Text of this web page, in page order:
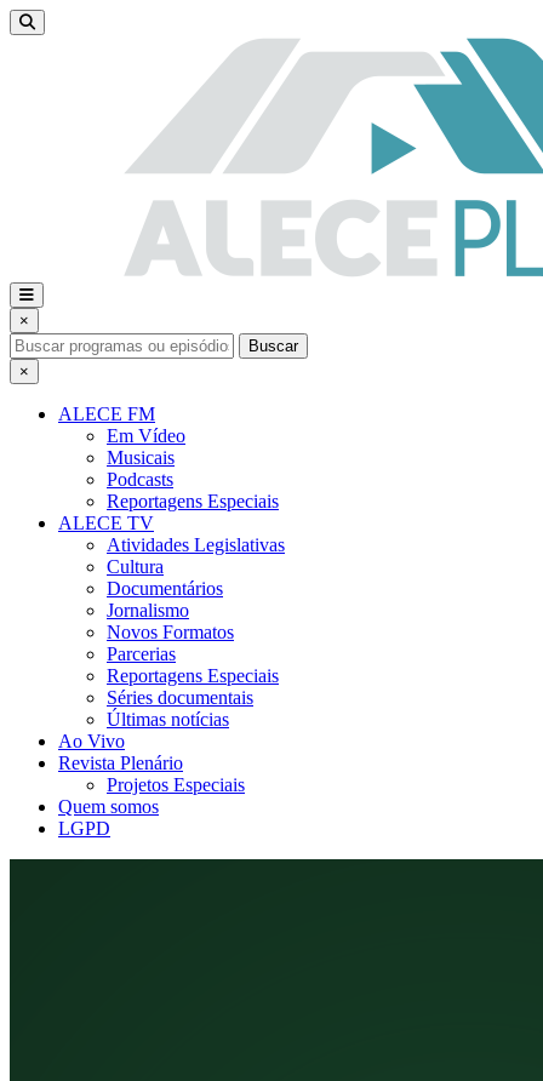
×
Buscar
×
ALECE FM
Em Vídeo
Musicais
Podcasts
Reportagens Especiais
ALECE TV
Atividades Legislativas
Cultura
Documentários
Jornalismo
Novos Formatos
Parcerias
Reportagens Especiais
Séries documentais
Últimas notícias
Ao Vivo
Revista Plenário
Projetos Especiais
Quem somos
LGPD